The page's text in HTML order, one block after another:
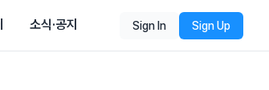
소식·공지 Sign In Sign Up